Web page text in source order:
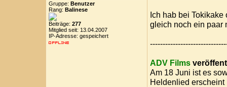
Gruppe: Benutzer
Rang: Balinese
Beiträge: 277
Mitglied seit: 13.04.2007
IP-Adresse: gespeichert
Ich hab bei
gleich noch ein paar
ADV Films
Am 18 Juni ist es
Heldenlied erscheint